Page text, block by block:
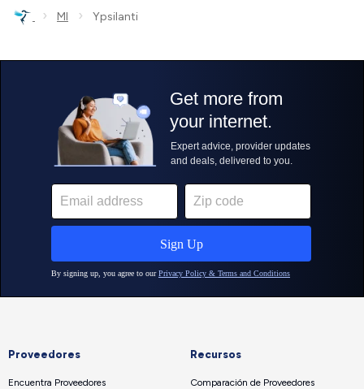
› MI › Ypsilanti
Proveedores
Encuentra Proveedores
Recursos
Comparación de Proveedores